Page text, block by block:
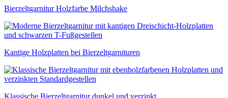
Bierzeltgarnitur Holzfarbe Milchshake
Kantige Holzplatten bei Bierzeltgarnituren
Klassische Bierzeltgarnitur dunkel und verzinkt